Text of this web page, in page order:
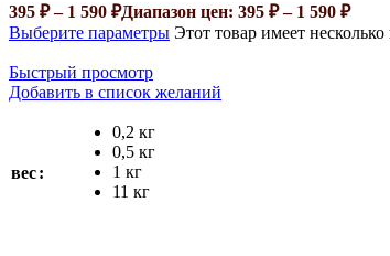
395 ₽ – 1 590 ₽Диапазон цен: 395 ₽ – 1 590 ₽
Выберите параметры Этот товар имеет
Быстрый просмотр
Добавить в список желаний
вес
0,2 кг
0,5 кг
1 кг
11 кг